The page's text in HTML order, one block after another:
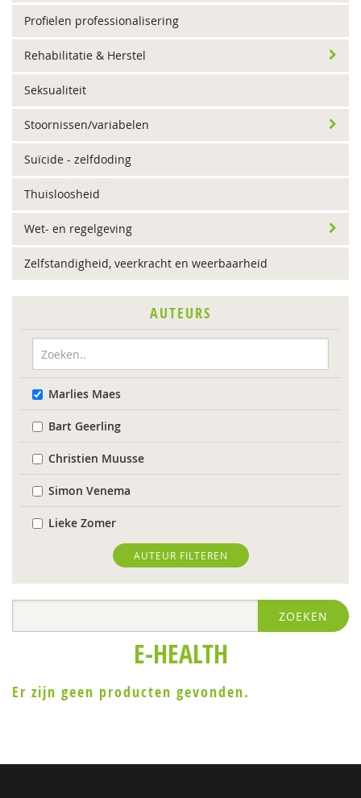
Profielen professionalisering
Rehabilitatie & Herstel
Seksualiteit
Stoornissen/variabelen
Suïcide - zelfdoding
Thuisloosheid
Wet- en regelgeving
Zelfstandigheid, veerkracht en weerbaarheid
AUTEURS
Marlies Maes
Bart Geerling
Christien Muusse
Simon Venema
Lieke Zomer
AUTEUR FILTEREN
ZOEKEN
E-HEALTH
Er zijn geen producten gevonden.